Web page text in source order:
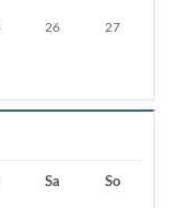
26 27
Sa So